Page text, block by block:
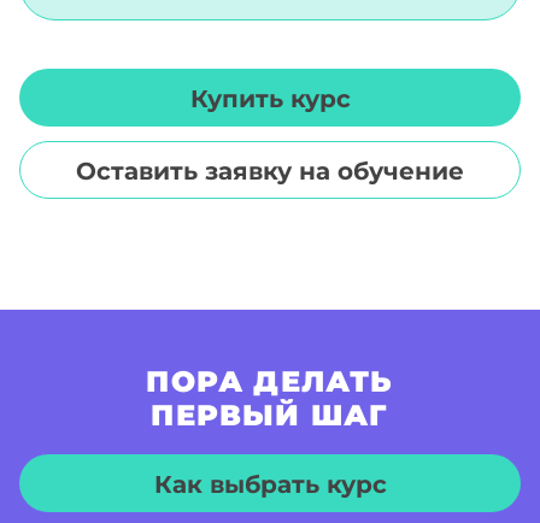
Купить курс
Оставить заявку на обучение
ПОРА ДЕЛАТЬ
ПЕРВЫЙ ШАГ
Как выбрать курс